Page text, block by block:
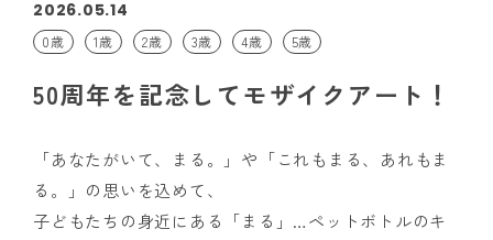
2026.05.14
0歳 1歳 2歳 3歳 4歳 5歳
50周年を記念してモザイクアート！
「あなたがいて、まる。」や「これもまる、あれもま
る。」の思いを込めて、
子どもたちの身近にある「まる」…ペットボトルのキ